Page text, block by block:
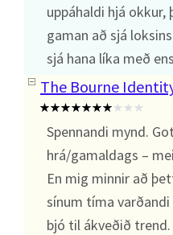
uppáhaldi hjá okkur,
gaman að sjá
sjá hana líka með
The Bourne
Spennandi mynd.
hrá/gamaldags –
En mig minnir að
sínum tíma
bjó til ákveðið